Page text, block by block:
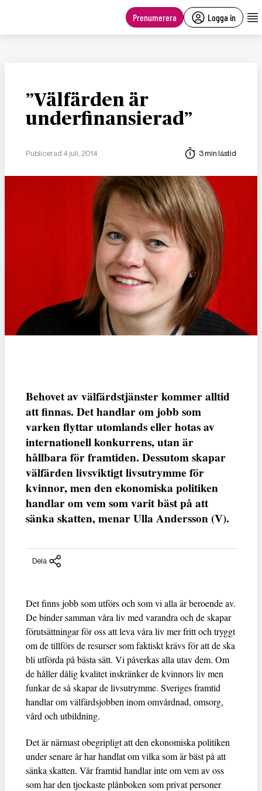
Prenumerera Logga in
”Välfärden är
underfinansierad”
Publicerad 4 juli, 2014 3 min lästid
Behovet av välfärdstjänster kommer alltid
att finnas. Det handlar om jobb som
varken flyttar utomlands eller hotas av
internationell konkurrens, utan är
hållbara för framtiden. Dessutom skapar
välfärden livsviktigt livsutrymme för
kvinnor, men den ekonomiska politiken
handlar om vem som varit bäst på att
sänka skatten, menar Ulla Andersson (V).
Dela
Det finns jobb som utförs och som vi alla är beroende av.
De binder samman våra liv med varandra och de skapar
förutsättningar för oss att leva våra liv mer fritt och tryggt
om de tillförs de resurser som faktiskt krävs för att de ska
bli utförda på bästa sätt. Vi påverkas alla utav dem. Om
de håller dålig kvalitet inskränker de kvinnors liv men
funkar de så skapar de livsutrymme. Sveriges framtid
handlar om välfärdsjobben inom omvårdnad, omsorg,
vård och utbildning.
Det är närmast obegripligt att den ekonomiska politiken
under senare år har handlat om vilka som är bäst på att
sänka skatten. Vår framtid handlar inte om vem av oss
som har den tjockaste plånboken som privat personer